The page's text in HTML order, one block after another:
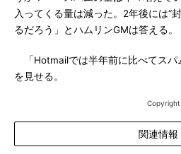
入ってくる量は減った。2年後には“
るだろう」とハムリンGMは答える。
「Hotmailでは半年前に比べてスパ
を見せる。
Copyright
関連情報